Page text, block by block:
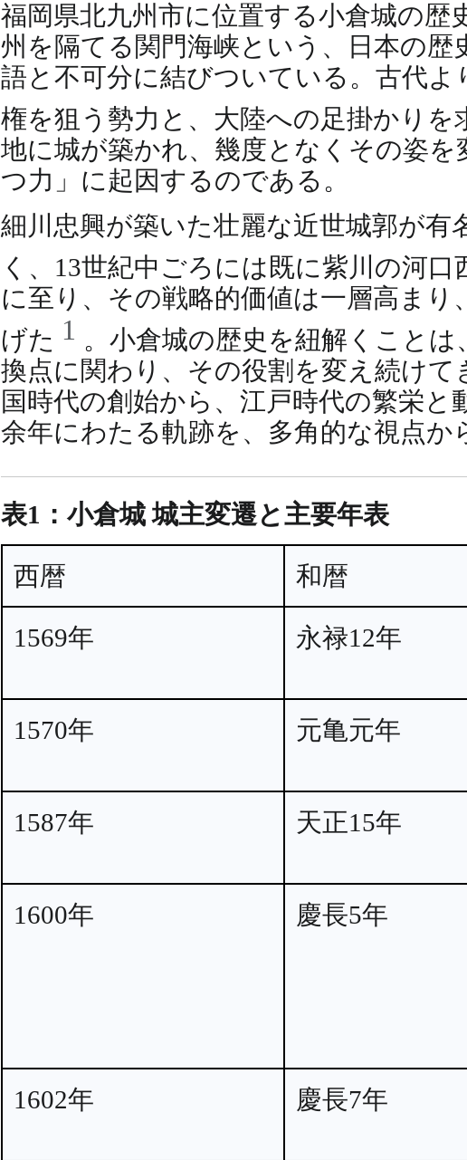
福岡県北九州市に位置する小倉城の
州を隔てる関門海峡という、日本の
語と不可分に結びついている。古代
権を狙う勢力と、大陸への足掛かり
地に城が築かれ、幾度となくその姿
つ力」に起因するのである。
細川忠興が築いた壮麗な近世城郭が
く、13世紀中ごろには既に紫川の河
に至り、その戦略的価値は一層高ま
げた 1 。小倉城の歴史を紐解くこと
換点に関わり、その役割を変え続け
国時代の創始から、江戸時代の繁栄
余年にわたる軌跡を、多角的な視点か
表1：小倉城 城主変遷と主要年表
西暦 和暦
1569年 永禄12年
1570年 元亀元年
1587年 天正15年
1600年 慶長5年
1602年 慶長7年